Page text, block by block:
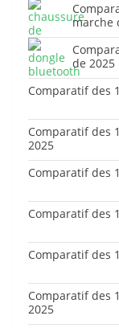
marche
de 2025
Comparatif des
Comparatif des
2025
Comparatif des
Comparatif des
Comparatif des
Comparatif des
2025